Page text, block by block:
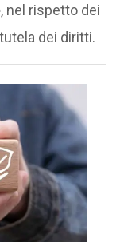
, nel rispetto dei
dei diritti.